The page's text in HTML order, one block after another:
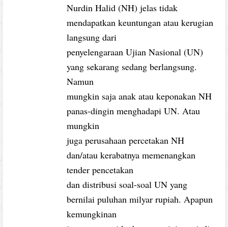
Nurdin Halid (NH) jelas tidak
mendapatkan keuntungan atau kerugian
langsung dari
penyelengaraan Ujian Nasional (UN)
yang sekarang sedang berlangsung.
Namun
mungkin saja anak atau keponakan NH
panas-dingin menghadapi UN. Atau
mungkin
juga perusahaan percetakan NH
dan/atau kerabatnya memenangkan
tender pencetakan
dan distribusi soal-soal UN yang
bernilai puluhan milyar rupiah. Apapun
kemungkinan